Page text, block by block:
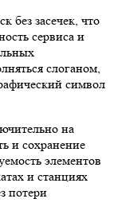
без засечек, что
сервиса и
слоганом,
символ
на
и сохранение
элементов
и станциях
потери